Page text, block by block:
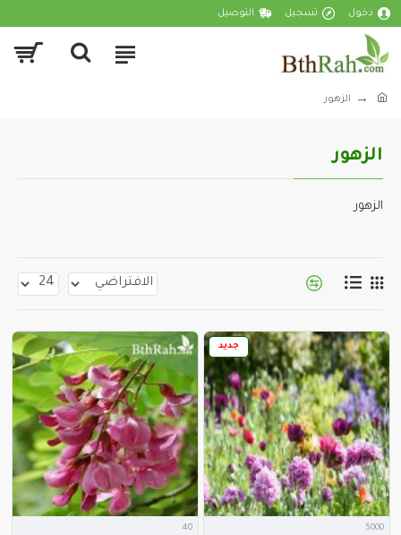
دخول تسجيل التوصيل
الزهور
الزهور
الزهور
جديد
5000
40